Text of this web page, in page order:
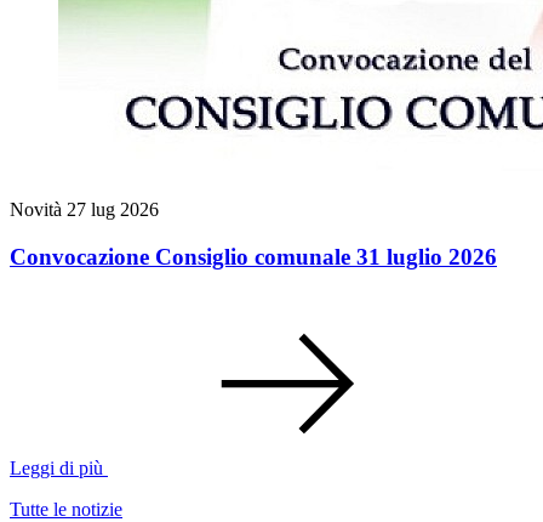
Novità 27 lug 2026
Convocazione Consiglio comunale 31 luglio 2026
Leggi di più
Tutte le notizie